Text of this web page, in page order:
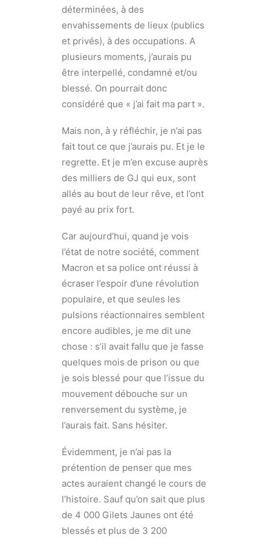
déterminées, à des
envahissements de lieux (publics
et privés), à des occupations. A
plusieurs moments, j’aurais pu
être interpellé, condamné et/ou
blessé. On pourrait donc
considéré que « j’ai fait ma part ».
Mais non, à y réfléchir, je n’ai pas
fait tout ce que j’aurais pu. Et je le
regrette. Et je m’en excuse auprès
des milliers de GJ qui eux, sont
allés au bout de leur rêve, et l’ont
payé au prix fort.
Car aujourd’hui, quand je vois
l’état de notre société, comment
Macron et sa police ont réussi à
écraser l’espoir d’une révolution
populaire, et que seules les
pulsions réactionnaires semblent
encore audibles, je me dit une
chose : s’il avait fallu que je fasse
quelques mois de prison ou que
je sois blessé pour que l’issue du
mouvement débouche sur un
renversement du système, je
l’aurais fait. Sans hésiter.
Évidemment, je n’ai pas la
prétention de penser que mes
actes auraient changé le cours de
l’histoire. Sauf qu’on sait que plus
de 4 000 Gilets Jaunes ont été
blessés et plus de 3 200